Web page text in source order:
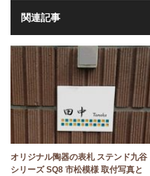
関連記事
オリジナル陶器の表札 ステンド九谷
シリーズ SQ8 市松模様 取付写真と